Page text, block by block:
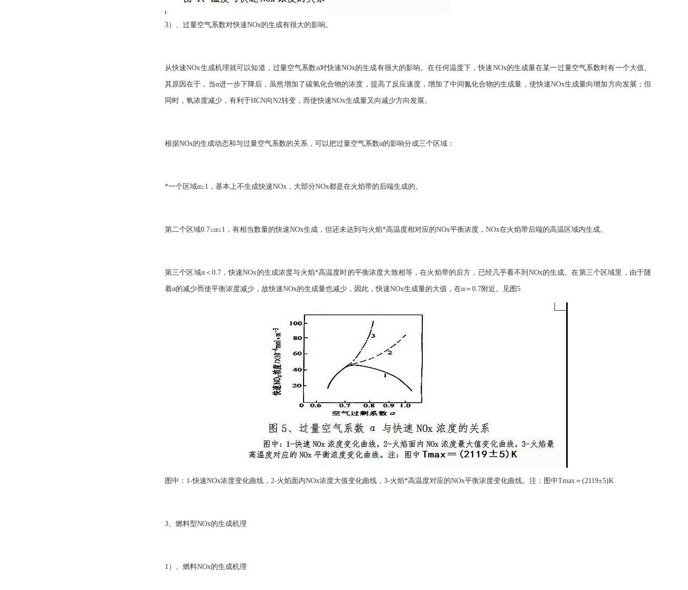
3）、过量空气系数对快速NOx的生成有很大的影响。
从快速NOx生成机理就可以知道，过量空气系数α对快速NOx的生成有很大的影响。在任何温度下，快速NOx的生成量在某一过量空气系数时有一个大值。
其原因在于，当α进一步下降后，虽然增加了碳氢化合物的浓度，提高了反应速度，增加了中间氮化合物的生成量，使快速NOx生成量向增加方向发展；但
同时，氧浓度减少，有利于HCN向N2转变，而使快速NOx生成量又向减少方向发展。
根据NOx的生成动态和与过量空气系数的关系，可以把过量空气系数α的影响分成三个区域：
*一个区域α≥1，基本上不生成快速NOx，大部分NOx都是在火焰带的后端生成的。
第二个区域0.7≤α≤1，有相当数量的快速NOx生成，但还未达到与火焰*高温度相对应的NOx平衡浓度，NOx在火焰带后端的高温区域内生成。
第三个区域α＜0.7，快速NOx的生成浓度与火焰*高温度时的平衡浓度大致相等，在火焰带的后方，已经几乎看不到NOx的生成。在第三个区域里，由于随
着α的减少而使平衡浓度减少，故快速NOx的生成量也减少，因此，快速NOx生成量的大值，在α＝0.7附近。见图5
图中：1-快速NOx浓度变化曲线，2-火焰面内NOx浓度大值变化曲线，3-火焰*高温度对应的NOx平衡浓度变化曲线。注：图中Tmax＝(2119±5)K
3、燃料型NOx的生成机理
1）、燃料NOx的生成机理